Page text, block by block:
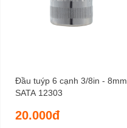
Đầu tuýp 6 cạnh 3/8in - 8mm
SATA 12303
20.000đ